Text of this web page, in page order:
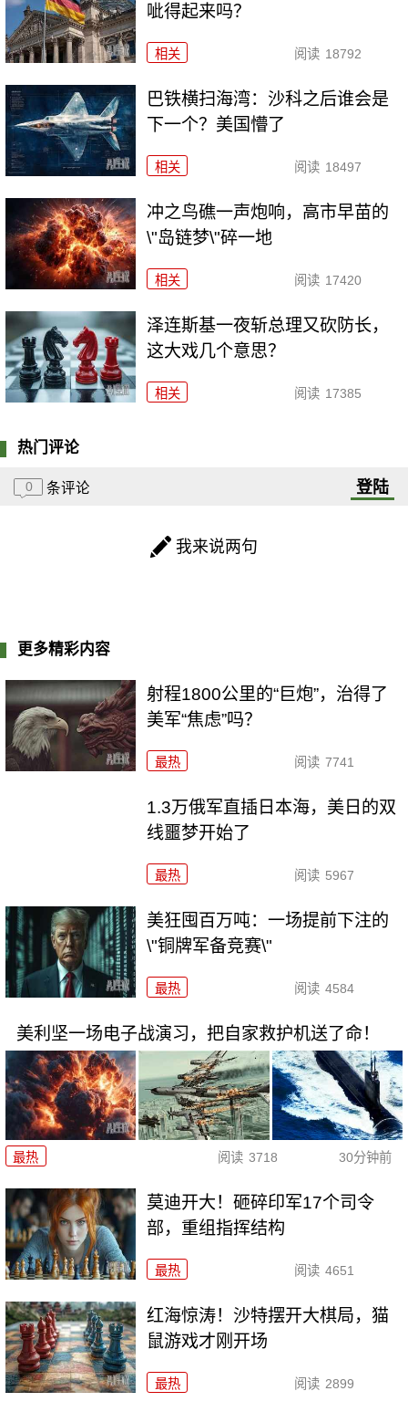
呲得起来吗？
相关 阅读 18792
巴铁横扫海湾：沙科之后谁会是
下一个？美国懵了
相关 阅读 18497
冲之鸟礁一声炮响，高市早苗的
\"岛链梦\"碎一地
相关 阅读 17420
泽连斯基一夜斩总理又砍防长，
这大戏几个意思？
相关 阅读 17385
热门评论
0 条评论 登陆
我来说两句
更多精彩内容
射程1800公里的“巨炮”，治得了
美军“焦虑”吗？
最热 阅读 7741
1.3万俄军直插日本海，美日的双
线噩梦开始了
最热 阅读 5967
美狂囤百万吨：一场提前下注的
\"铜牌军备竞赛\"
最热 阅读 4584
美利坚一场电子战演习，把自家救护机送了命！
最热 阅读 3718 30分钟前
莫迪开大！砸碎印军17个司令
部，重组指挥结构
最热 阅读 4651
红海惊涛！沙特摆开大棋局，猫
鼠游戏才刚开场
最热 阅读 2899